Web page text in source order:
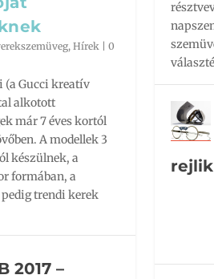
,Hírek |0
(a Gucci kreatív
alkotott
már 7 éves kortól
A modellek 3
készülnek, a
formában, a
trendi kerek
2017 –
rejlik